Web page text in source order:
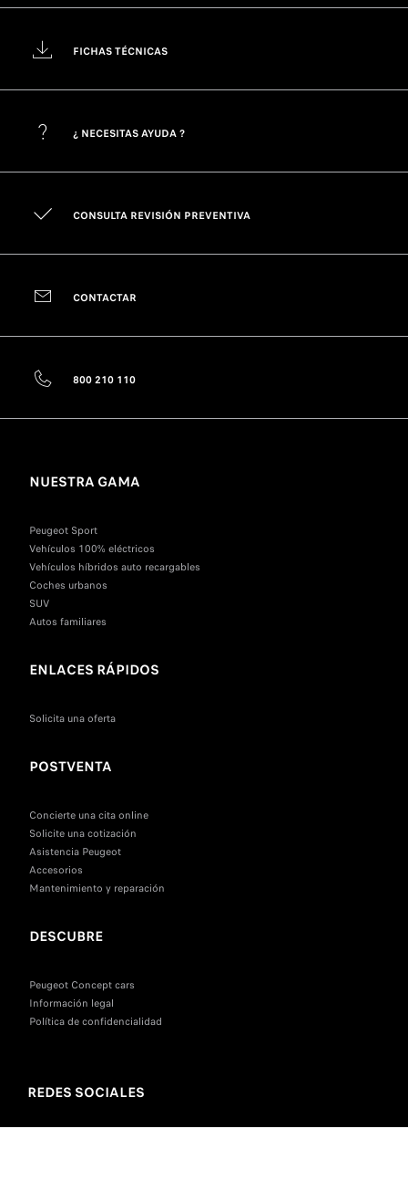
FICHAS TÉCNICAS
¿ NECESITAS AYUDA ?
CONSULTA REVISIÓN PREVENTIVA
CONTACTAR
800 210 110
NUESTRA GAMA
Peugeot Sport
Vehículos 100% eléctricos
Vehículos híbridos auto recargables
Coches urbanos
SUV
Autos familiares
ENLACES RÁPIDOS
Solicita una oferta
POSTVENTA
Concierte una cita online
Solicite una cotización
Asistencia Peugeot
Accesorios
Mantenimiento y reparación
DESCUBRE
Peugeot Concept cars
Información legal
Política de confidencialidad
REDES SOCIALES